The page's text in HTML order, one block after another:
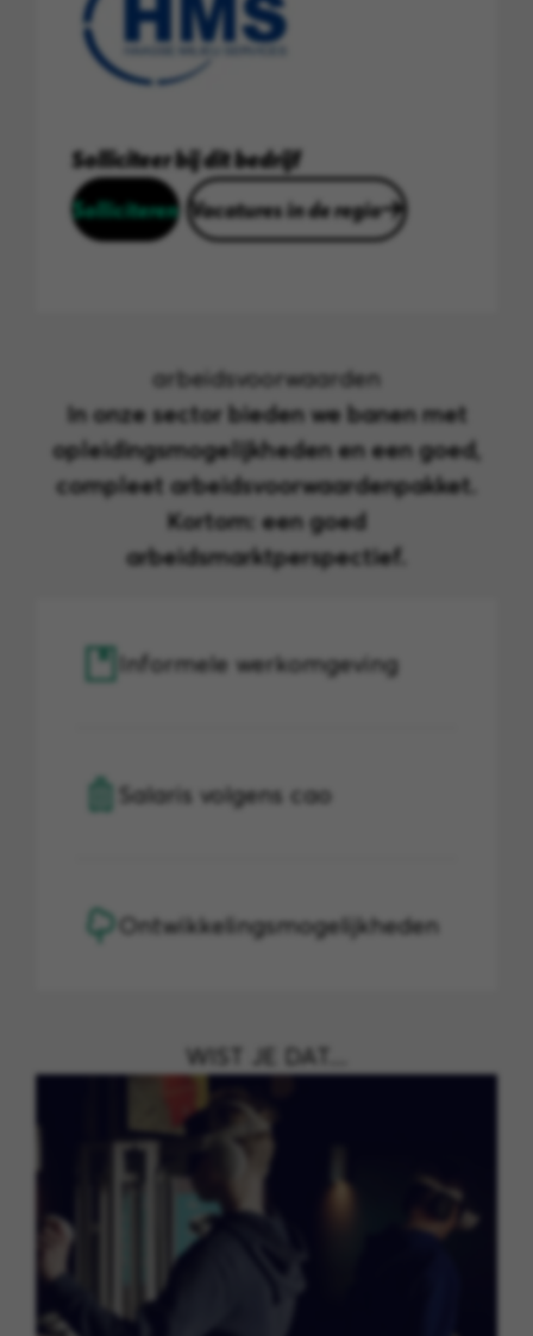
Solliciteer bij dit bedrijf
Solliciteren Vacatures in de regio
arbeidsvoorwaarden
In onze sector bieden we banen met
opleidingsmogelijkheden en een goed,
compleet arbeidsvoorwaardenpakket.
Kortom: een goed
arbeidsmarktperspectief.
Informele werkomgeving
Salaris volgens cao
Ontwikkelingsmogelijkheden
WIST JE DAT....